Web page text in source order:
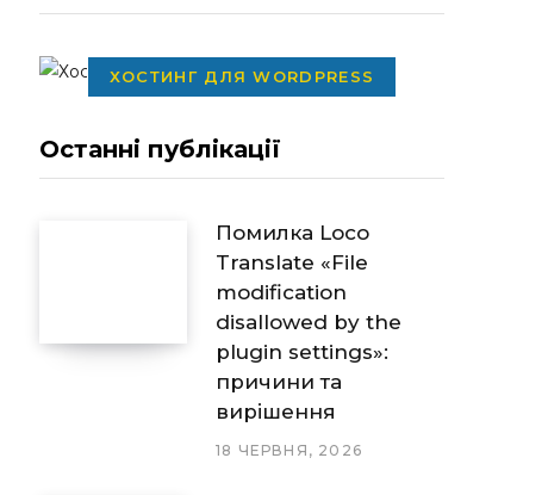
ХОСТИНГ ДЛЯ WORDPRESS
Останні публікації
Помилка Loco
Translate «File
modification
disallowed by the
plugin settings»:
причини та
вирішення
18 ЧЕРВНЯ, 2026